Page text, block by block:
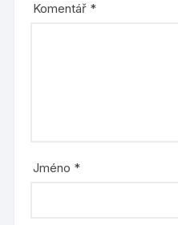
Komentář *
Jméno *